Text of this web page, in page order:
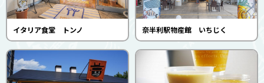
イタリア食堂 トンノ 奈半利駅物産館 いちじく